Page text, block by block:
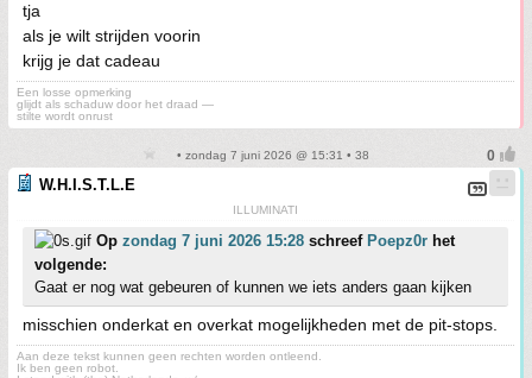
tja
als je wilt strijden voorin
krijg je dat cadeau
Een losse opmerking
glijdt als schaduw door het draad —
stilte wordt onrust
• zondag 7 juni 2026 @ 15:31 • 38
W.H.I.S.T.L.E
ILLUMINATI
Op zondag 7 juni 2026 15:28 schreef Poepz0r het
volgende:
Gaat er nog wat gebeuren of kunnen we iets anders gaan kijken
misschien onderkat en overkat mogelijkheden met de pit-stops.
Aan deze tekst kunnen geen rechten worden ontleend.
Ik ben geen robot.